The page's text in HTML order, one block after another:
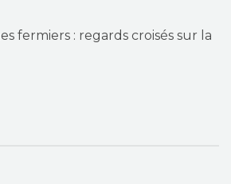
fermiers : regards croisés sur la